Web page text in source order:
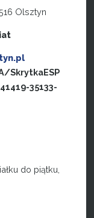
Olsztyn
SkrytkaESP
35133-
do piątku,